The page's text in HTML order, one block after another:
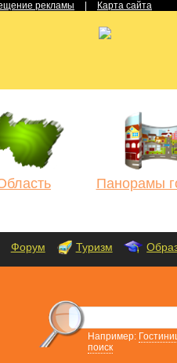
рекламы Карта сайта
Панорамы
Форум Туризм
Например:
поиск